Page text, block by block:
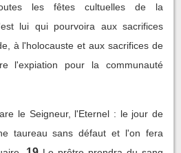
les fêtes cultuelles de la
lui qui pourvoira aux sacrifices
à l'holocauste et aux sacrifices de
l'expiation pour la communauté
le Seigneur, l'Eternel : le jour de
taureau sans défaut et l'on fera